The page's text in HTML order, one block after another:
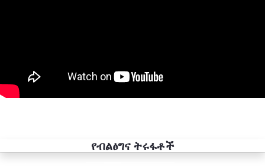
የብልፅግና ትሩፋቶች